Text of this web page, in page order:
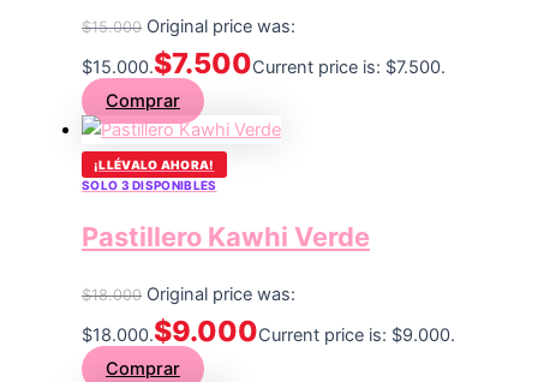
$15.000 Original price was:
$15.000.$7.500Current price is: $7.500.
Comprar
¡LLÉVALO AHORA!
SOLO 3 DISPONIBLES
Pastillero Kawhi Verde
$18.000 Original price was:
$18.000.$9.000Current price is: $9.000.
Comprar